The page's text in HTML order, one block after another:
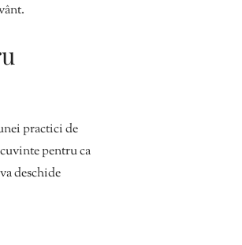
practici de
pentru ca
deschide